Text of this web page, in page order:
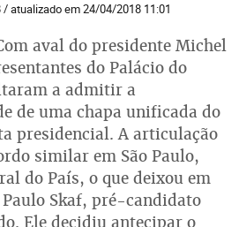
atualizado em 24/04/2018 11:01
aval do presidente Michel
do Palácio do
a admitir a
de uma chapa unificada do
presidencial. A articulação
similar em São Paulo,
do País, o que deixou em
Skaf, pré-candidato
Ele decidiu antecipar o